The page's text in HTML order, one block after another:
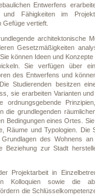
Entwerfens
und Fähigkeiten im
Gefüge vertieft.
architektonische
Gesetzmäßigkeiten
können Ideen und
Sie verfügen über
des Entwerfens und
Studierenden besitzen
sie erarbeiten Varianten
ordnungsgebende
die grundlegenden
Bedingungen eines Ortes.
Räume und Typologien. Die
des Wohnens
Beziehung zur Stadt
Projektarbeit in
Kolloquien sowie die
die